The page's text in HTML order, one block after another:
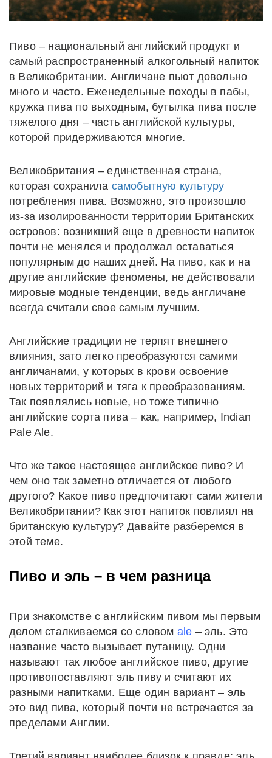
Пиво – национальный английский продукт и
самый распространенный алкогольный напиток
в Великобритании. Англичане пьют довольно
много и часто. Еженедельные походы в пабы,
кружка пива по выходным, бутылка пива после
тяжелого дня – часть английской культуры,
которой придерживаются многие.
Великобритания – единственная страна,
которая сохранила самобытную культуру
потребления пива. Возможно, это произошло
из-за изолированности территории Британских
островов: возникший еще в древности напиток
почти не менялся и продолжал оставаться
популярным до наших дней. На пиво, как и на
другие английские феномены, не действовали
мировые модные тенденции, ведь англичане
всегда считали свое самым лучшим.
Английские традиции не терпят внешнего
влияния, зато легко преобразуются самими
англичанами, у которых в крови освоение
новых территорий и тяга к преобразованиям.
Так появлялись новые, но тоже типично
английские сорта пива – как, например, Indian
Pale Ale.
Что же такое настоящее английское пиво? И
чем оно так заметно отличается от любого
другого? Какое пиво предпочитают сами жители
Великобритании? Как этот напиток повлиял на
британскую культуру? Давайте разберемся в
этой теме.
Пиво и эль – в чем разница
При знакомстве с английским пивом мы первым
делом сталкиваемся со словом ale – эль. Это
название часто вызывает путаницу. Одни
называют так любое английское пиво, другие
противопоставляют эль пиву и считают их
разными напитками. Еще один вариант – эль
это вид пива, который почти не встречается за
пределами Англии.